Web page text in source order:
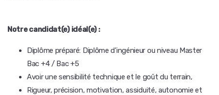
Notre candidat(e) idéal(e) :
Diplôme préparé: Diplôme d'ingénieur ou niveau Master
Bac +4 / Bac +5
Avoir une sensibilité technique et le goût du terrain,
Rigueur, précision, motivation, assiduité, autonomie et